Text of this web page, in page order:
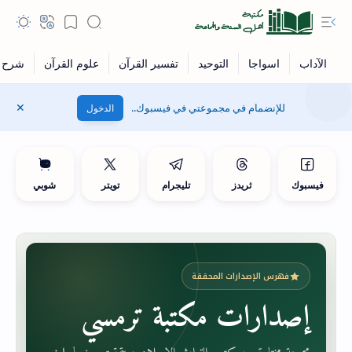
للإنضمام في مجموعتي في فيسبوك.. الدخول
فيسبوك ثريدز تليجرام تويتر شوبي
فهرس الإصدارات المحققة
إصدارات مكتبة ترمسي